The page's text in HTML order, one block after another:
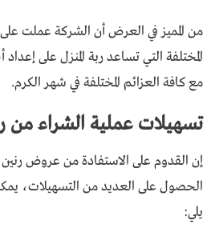
من المميز في العرض أن الشركة عملت
المختلفة التي تساعد ربة المنزل على
مع كافة العزائم المختلفة في شهر الكرم.
تسهيلات عملية الشراء من
إن القدوم على الاستفادة من عروض رنين
الحصول على العديد من التسهيلات،
يلي: